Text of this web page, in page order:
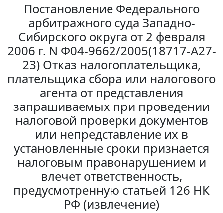
Постановление Федерального
арбитражного суда Западно-
Сибирского округа от 2 февраля
2006 г. N Ф04-9662/2005(18717-А27-
23) Отказ налогоплательщика,
плательщика сбора или налогового
агента от представления
запрашиваемых при проведении
налоговой проверки документов
или непредставление их в
установленные сроки признается
налоговым правонарушением и
влечет ответственность,
предусмотренную статьей 126 НК
РФ (извлечение)